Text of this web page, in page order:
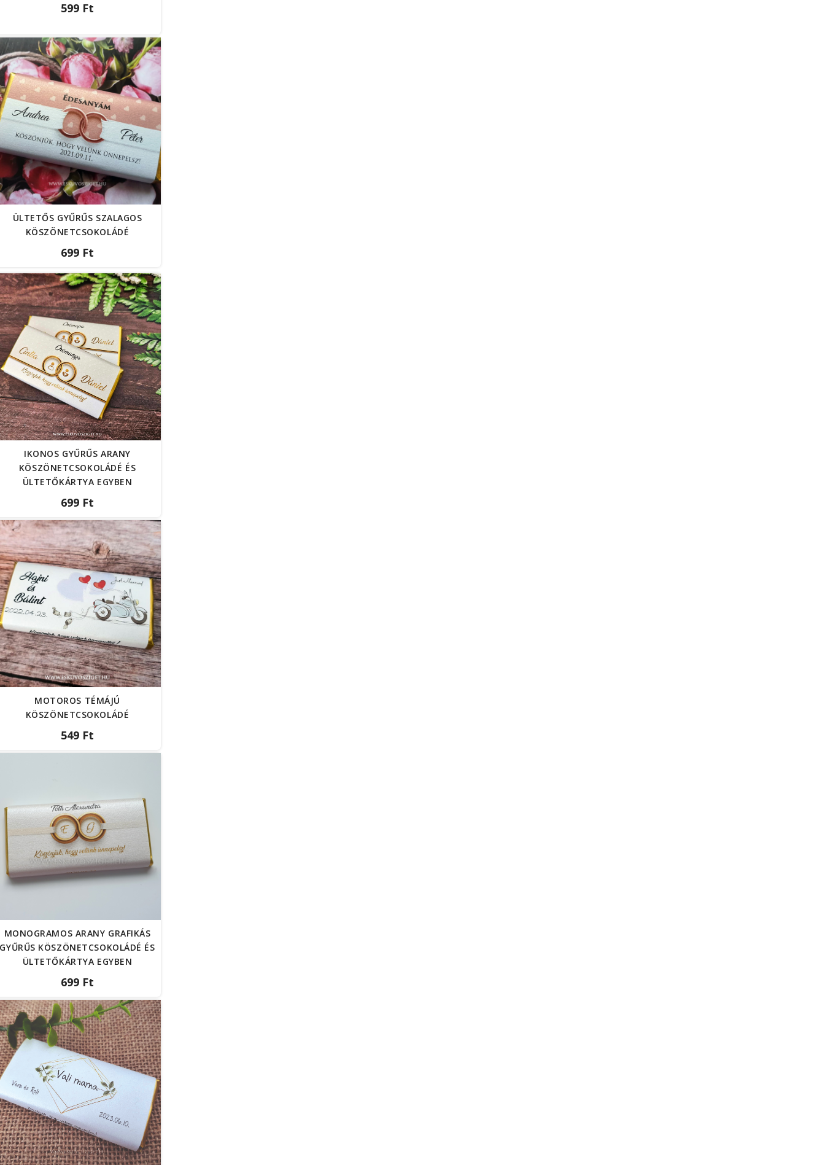
599 Ft
ÜLTETŐS GYŰRŰS SZALAGOS
KÖSZÖNETCSOKOLÁDÉ
699 Ft
IKONOS GYŰRŰS ARANY
KÖSZÖNETCSOKOLÁDÉ ÉS
ÜLTETŐKÁRTYA EGYBEN
699 Ft
MOTOROS TÉMÁJÚ
KÖSZÖNETCSOKOLÁDÉ
549 Ft
MONOGRAMOS ARANY GRAFIKÁS
GYŰRŰS KÖSZÖNETCSOKOLÁDÉ ÉS
ÜLTETŐKÁRTYA EGYBEN
699 Ft